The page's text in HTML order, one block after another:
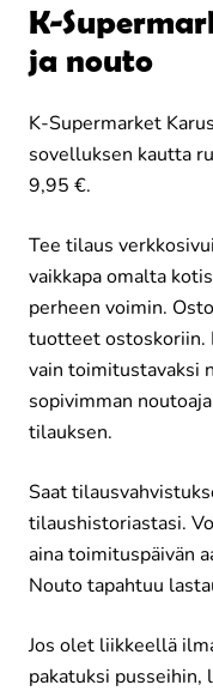
K-
ja nouto
K-Supermarket
sovelluksen kautta
9,95 €.
Tee tilaus
vaikkapa omalta
perheen voimin.
tuotteet ostoskoriin.
vain toimitustavaksi
sopivimman
tilauksen.
Saat
tilaushistoriastasi.
aina toimituspäivän
Nouto tapahtuu
Jos olet liikkeellä
pakatuksi